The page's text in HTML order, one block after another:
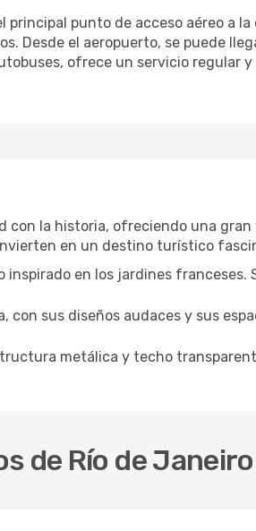
principal punto de acceso aéreo a
Desde el aeropuerto, se puede
ofrece un servicio regular y
la historia, ofreciendo una
en un destino turístico
inspirado en los jardines franceses.
con sus diseños audaces y sus
metálica y techo
de Río de